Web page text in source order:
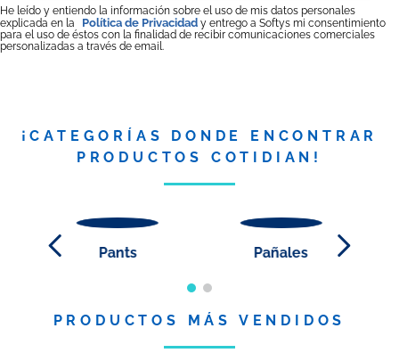
He leído y entiendo la información sobre el uso de mis datos personales
explicada en la
Política de Privacidad y entrego a Softys mi consentimiento
para el uso de éstos con la finalidad de recibir comunicaciones comerciales
personalizadas a través de email.
¡CATEGORÍAS DONDE ENCONTRAR
PRODUCTOS COTIDIAN!
Pants Pañales
PRODUCTOS MÁS VENDIDOS